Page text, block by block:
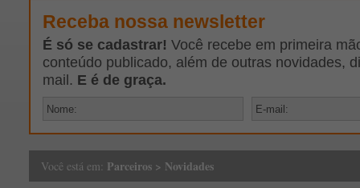
Receba nossa newsletter
É só se cadastrar! Você recebe em primeira
conteúdo publicado, além de outras novidades,
mail. E é de graça.
Você está em: Parceiros > Novidades